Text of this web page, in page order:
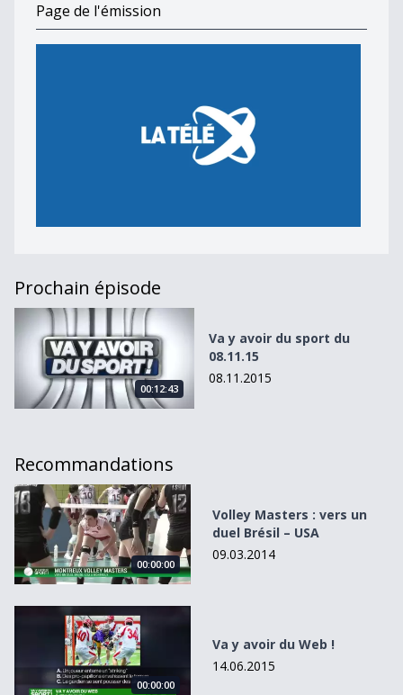
Page de l'émission
Prochain épisode
Va y avoir du sport du 08.11.15
00:12:43
Va y avoir du sport du
08.11.15
08.11.2015
Recommandations
Volley Masters : vers un duel Brésil – USA
00:00:00
Volley Masters : vers un
duel Brésil – USA
09.03.2014
Va y avoir du Web !
00:00:00
Va y avoir du Web !
14.06.2015